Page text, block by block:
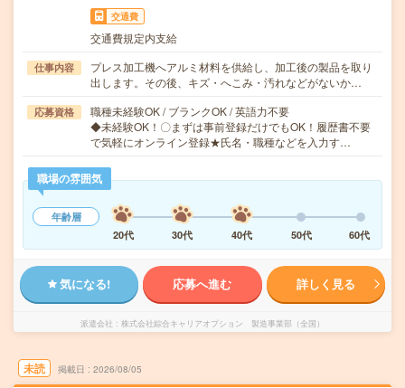
交通費
交通費規定内支給
仕事内容
プレス加工機へアルミ材料を供給し、加工後の製品を取り
出します。その後、キズ・へこみ・汚れなどがないか…
応募資格
職種未経験OK / ブランクOK / 英語力不要
◆未経験OK！〇まずは事前登録だけでもOK！履歴書不要
で気軽にオンライン登録★氏名・職種などを入力す…
職場の雰囲気
年齢層
20代
30代 40代 50代 60代
気になる! 応募へ進む 詳しく見る
派遣会社 株式会社綜合キャリアオプション 製造事業部（全国）
未読 掲載日 2026/08/05